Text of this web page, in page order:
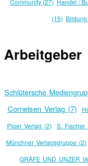
(15)
Arbeitgeber
Schlütersche
Cornelsen Verlag (7)
Piper Verlag (2)
S. Fischer
Münchner Verlagsgruppe (2)
GRÄFE UND UNZER